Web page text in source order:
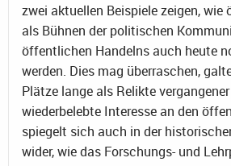
zwei aktuellen Beispiele zeigen,
als Bühnen der politischen
öffentlichen Handelns auch heute
werden. Dies mag überraschen,
Plätze lange als Relikte
wiederbelebte Interesse an den
spiegelt sich auch in der
wider, wie das Forschungs- und